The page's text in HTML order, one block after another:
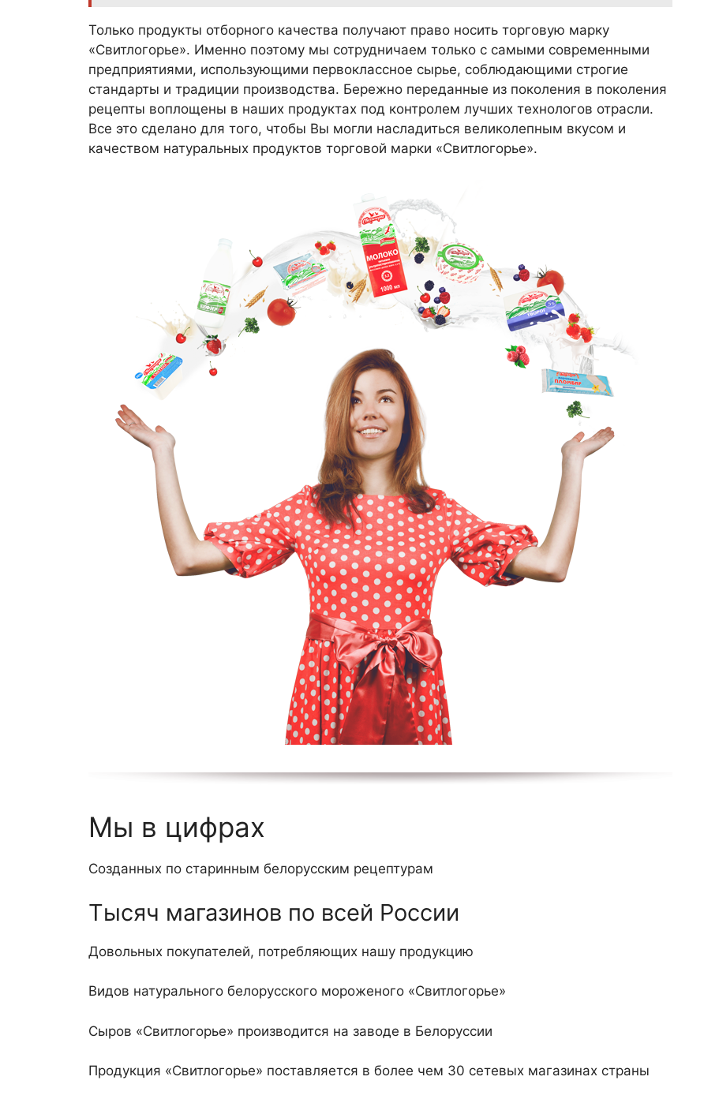
Только продукты отборного качества получают право носить торговую марку
«Свитлогорье». Именно поэтому мы сотрудничаем только с самыми современными
предприятиями, использующими первоклассное сырье, соблюдающими строгие
стандарты и традиции производства. Бережно переданные из поколения в поколения
рецепты воплощены в наших продуктах под контролем лучших технологов отрасли.
Все это сделано для того, чтобы Вы могли насладиться великолепным вкусом и
качеством натуральных продуктов торговой марки «Свитлогорье».
Мы в цифрах
Созданных по старинным белорусским рецептурам
Тысяч магазинов по всей России
Довольных покупателей, потребляющих нашу продукцию
Видов натурального белорусского мороженого «Свитлогорье»
Сыров «Свитлогорье» производится на заводе в Белоруссии
Продукция «Свитлогорье» поставляется в более чем 30 сетевых магазинах страны